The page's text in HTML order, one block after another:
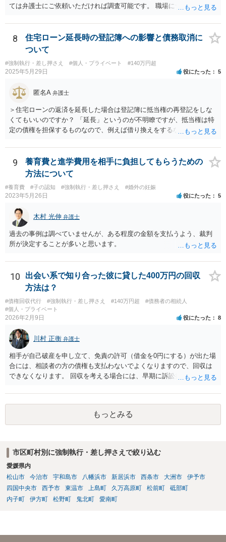
ては弁護士にご依頼いただければ調査可能です。 職場については基本
させる手続き）を利用することになるでしょう。 相手方に財産がそも
そもない場合や就業していない場合には示談金の回収はできません。
公正証書を用意して、お近くの法律事務所に直接ご相談されてみてく
8
住宅ローン延長時の登記簿への影響と債務取消に
ついて
#強制執行・差し押さえ #個人・プライベート #140万円超
2025年5月29日 役にたった 5
匿名A 弁護士
＞住宅ローンの返済を延長した場合は登記簿に抵当権の再登記をしな
くてもいいのですか？ 「延長」というのが不明瞭ですが、抵当権は特
定の債権を担保するものなので、例えば借り換えをするなどしてあら
当権を付けるでしょう。そうではなく、単に返済スケジュールを変更
したということであれば、債権として同一ですからあらためて登記は
しないでしょう。 それにそもそも、抵当権の登記は、借りた時期や利
9
養育費と進学費用を相手に負担してもらうための
方法について
#養育費 #子の認知 #強制執行・差し押さえ #婚外の妊娠
2023年5月26日 役にたった 5
木村 光伸 弁護士
過去の事例は調べていませんが、ある程度の金額を支払うよう、裁判
所が決定することが多いと思います。
10
出会い系で知り合った彼に貸した400万円の回収
方法は？
#債権回収代行 #強制執行・差し押さえ #140万円超
#債務者の相続人
#個人・プライベート
2026年2月9日 役にたった 8
川村 正衡 弁護士
相手が自己破産を申し立て、免責の許可（借金を0円にする）が出た場
合には、相談者の方の債権も支払わないでよくなりますので、回収は
できなくなります。 回収を考える場合には、早期に訴訟提起などを進
もっとみる
市区町村別に強制執行・差し押さえで絞り込む
愛媛県内
松山市
今治市 宇和島市 八幡浜市 新居浜市 西条市 大洲市
伊予市
四国中央市
西予市 東温市 上島町 久万高原町 松前町
砥部町
内子町
伊方町 松野町 鬼北町 愛南町